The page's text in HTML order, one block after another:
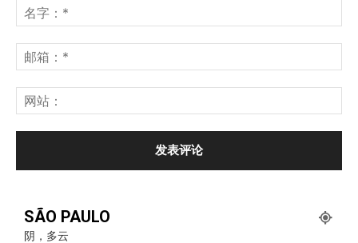
SÃO PAULO
阴，多云